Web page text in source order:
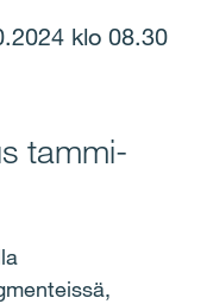
klo 08.30
tammi-